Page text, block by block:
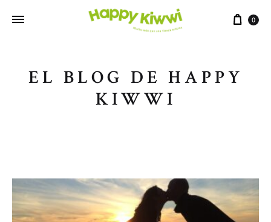
0
EL BLOG DE HAPPY
KIWWI